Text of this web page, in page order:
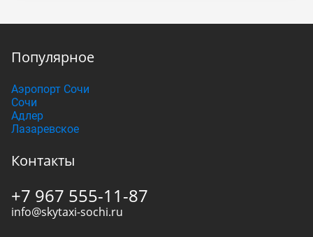
Популярное
Аэропорт Сочи
Сочи
Адлер
Лазаревское
Контакты
+7 967 555-11-87
info@skytaxi-sochi.ru